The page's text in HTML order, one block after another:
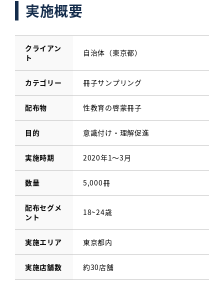
実施概要
クライアン
ト
自治体（東京都）
カテゴリー 冊子サンプリング
配布物 性教育の啓蒙冊子
目的 意識付け・理解促進
実施時期 2020年1～3月
数量 5,000冊
配布セグメ
ント
18~24歳
実施エリア 東京都内
実施店舗数 約30店舗